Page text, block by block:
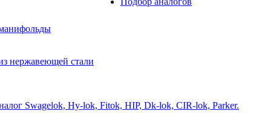
нержавеющей стали